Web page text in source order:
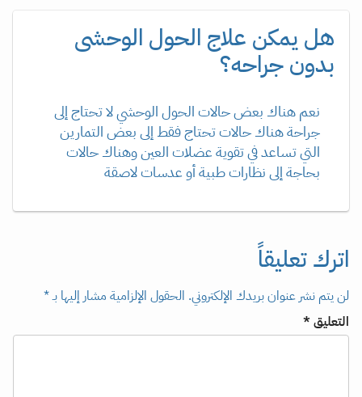
هل يمكن علاج الحول الوحشى
بدون جراحه؟
نعم هناك بعض حالات الحول الوحشي لا تحتاج إلى
جراحة هناك حالات تحتاج فقط إلى بعض التمارين
التي تساعد في تقوية عضلات العين وهناك حالات
بحاجة إلى نظارات طبية أو عدسات لاصقة
اترك تعليقاً
لن يتم نشر عنوان بريدك الإلكتروني. الحقول الإلزامية مشار إليها بـ*
التعليق*